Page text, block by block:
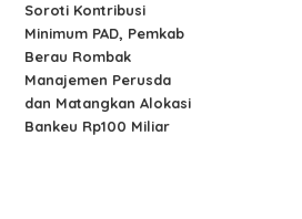
Soroti Kontribusi
Minimum PAD, Pemkab
Berau Rombak
Manajemen Perusda
dan Matangkan Alokasi
Bankeu Rp100 Miliar